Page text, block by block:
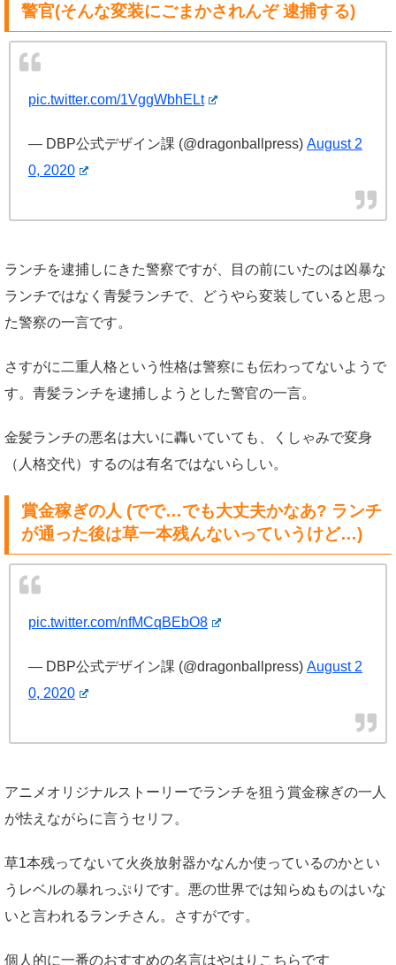
警官(そんな変装にごまかされんぞ 逮捕する)
pic.twitter.com/1VggWbhELt
— DBP公式デザイン課 (@dragonballpress) August 2
0, 2020
ランチを逮捕しにきた警察ですが、目の前にいたのは凶暴な
ランチではなく青髪ランチで、どうやら変装していると思っ
た警察の一言です。
さすがに二重人格という性格は警察にも伝わってないようで
す。青髪ランチを逮捕しようとした警官の一言。
金髪ランチの悪名は大いに轟いていても、くしゃみで変身
（人格交代）するのは有名ではないらしい。
賞金稼ぎの人 (でで…でも大丈夫かなあ? ランチ
が通った後は草一本残んないっていうけど…)
pic.twitter.com/nfMCqBEbO8
— DBP公式デザイン課 (@dragonballpress) August 2
0, 2020
アニメオリジナルストーリーでランチを狙う賞金稼ぎの一人
が怯えながらに言うセリフ。
草1本残ってないて火炎放射器かなんか使っているのかとい
うレベルの暴れっぷりです。悪の世界では知らぬものはいな
いと言われるランチさん。さすがです。
個人的に一番のおすすめの名言はやはりこちらです